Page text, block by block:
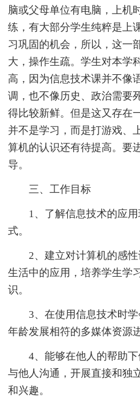
脑或父母单位有电脑，上机
练，有大部分学生纯粹是上
习巩固的机会，所以，这一
大，操作生疏。学生对本学
高，因为信息技术课并不像
调，也不像历史、政治需要
得比较新鲜。但是这又存在
并不是学习，而是打游戏、
算机的认识还有待提高。要
导。
三、工作目标
1、了解信息技术的应
式。
2、建立对计算机的感
生活中的应用，培养学生学
识。
3、在使用信息技术时
年龄发展相符的多媒体资源
4、能够在他人的帮助
与他人沟通，开展直接和独
和兴趣。